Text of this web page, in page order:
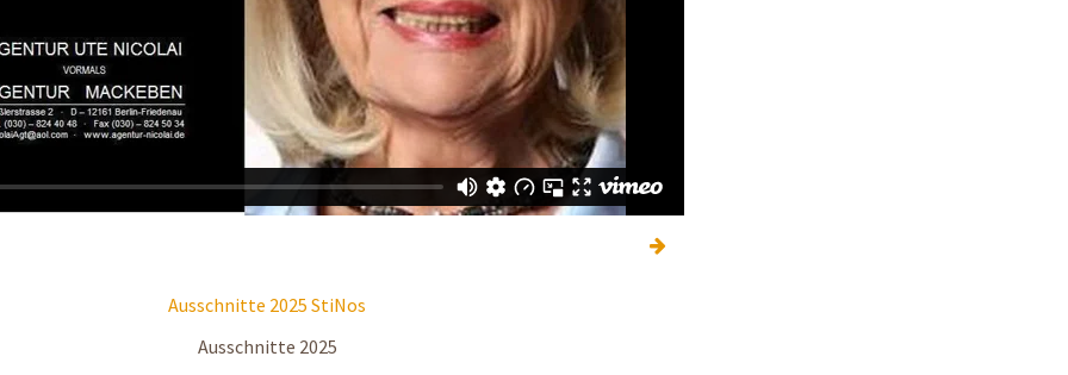
Ausschnitte 2025 StiNos
Ausschnitte 2025